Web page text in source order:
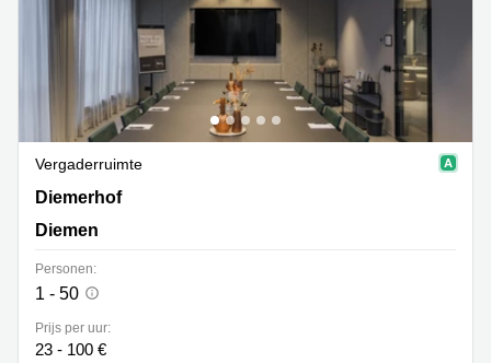
Vergaderruimte
Diemerhof 42, Diemen
Diemerhof
Diemen
Personen:
1 - 50
Prijs per uur:
23 - 100 €